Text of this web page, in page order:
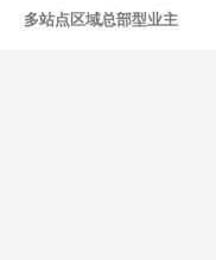
多站点区域总部型业主